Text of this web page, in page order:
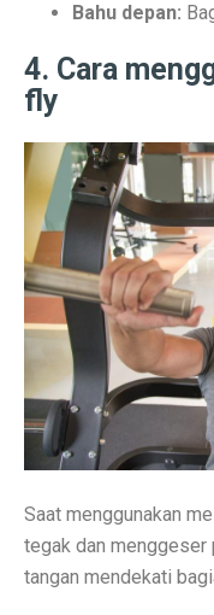
Elon
Jangan
Cuaca
HP
Pahami
10
WIFI,
Lomba
Jika
Bahu depan:
4. Cara
fly
Saat menggunakan
tegak dan menggeser
tangan mendekati